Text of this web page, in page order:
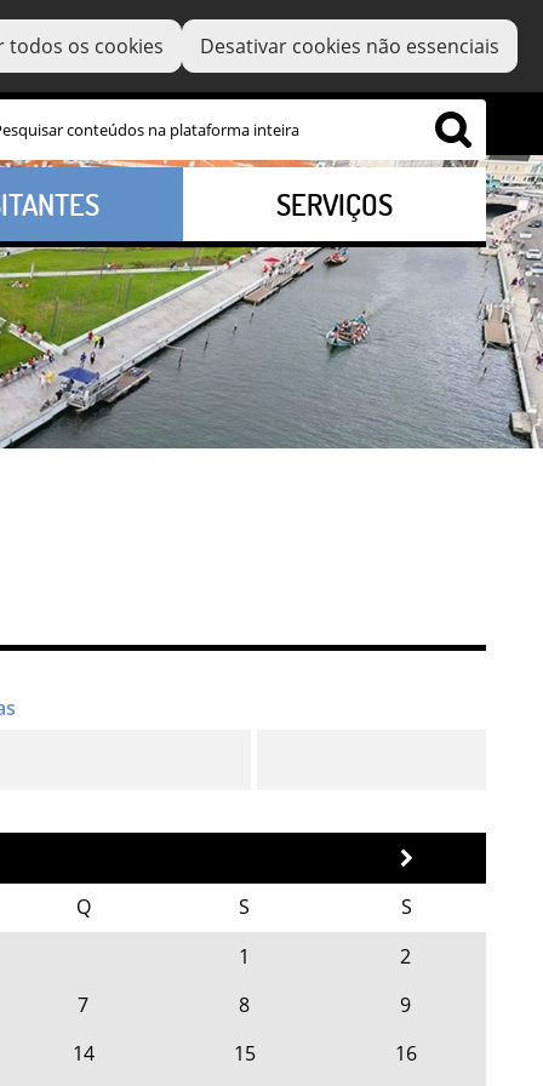
todos os cookies Desativar cookies não essenciais
SERVIÇOS
Q S
S
1
2
7 8
9
14 15
16